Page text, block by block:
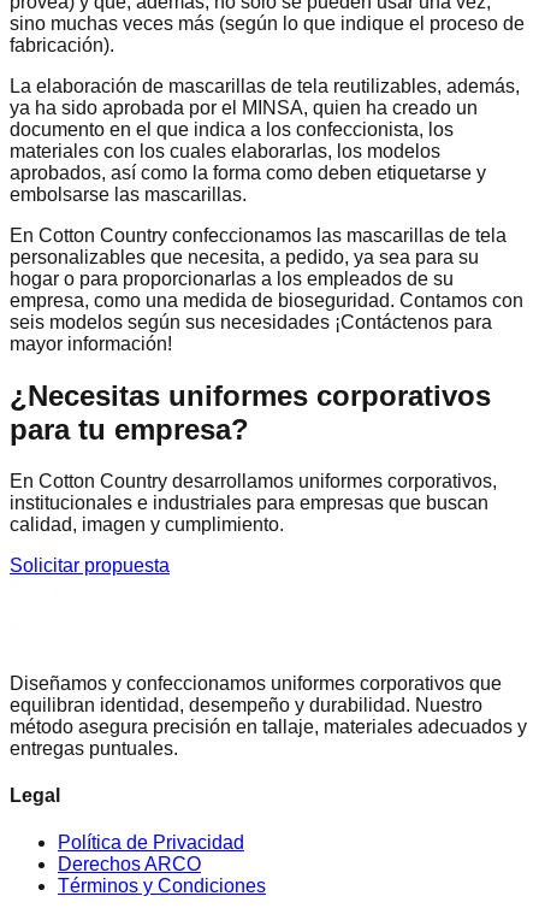
sino muchas veces más (según lo que indique el proceso de
fabricación).
La elaboración de mascarillas de tela reutilizables, además,
ya ha sido aprobada por el MINSA, quien ha creado un
documento en el que indica a los confeccionista, los
materiales con los cuales elaborarlas, los modelos
aprobados, así como la forma como deben etiquetarse y
embolsarse las mascarillas.
En Cotton Country confeccionamos las mascarillas de tela
personalizables que necesita, a pedido, ya sea para su
hogar o para proporcionarlas a los empleados de su
empresa, como una medida de bioseguridad. Contamos con
seis modelos según sus necesidades ¡Contáctenos para
mayor información!
¿Necesitas uniformes corporativos
para tu empresa?
En Cotton Country desarrollamos uniformes corporativos,
institucionales e industriales para empresas que buscan
calidad, imagen y cumplimiento.
Solicitar propuesta
Diseñamos y confeccionamos uniformes corporativos que
equilibran identidad, desempeño y durabilidad. Nuestro
método asegura precisión en tallaje, materiales adecuados y
entregas puntuales.
Legal
Política de Privacidad
Derechos ARCO
Términos y Condiciones